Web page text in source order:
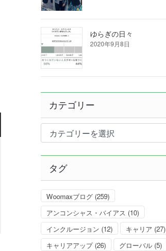
ゆらぎの日々
2020年9月8日
カテゴリー
カ
テ
ゴ
タグ
Woomaxブログ (259)
アンコンシャス・バイアス (10)
インクルージョン (12) キャリア (27)
キャリアアップ(26) グローバル (5)